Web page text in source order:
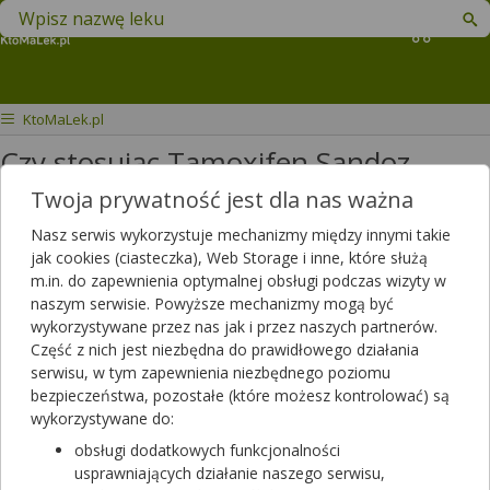
Koszyk
Znajdź lek w swojej okolicy
KtoMaLek.pl
Czy stosując Tamoxifen Sandoz
mogę pić olej z czarnuszki?
Czy podczas terapii TAMOXIFENEM
Sandoz 20mg można pić olej z
czarnuszki
Dotyczy ulotkiTamoxifen Sandoz
Dotyczy:Mężczyzna, 64 lata
Twoja prywatność jest dla nas ważna
Nasz serwis wykorzystuje mechanizmy między innymi takie
jak cookies (ciasteczka), Web Storage i inne, które służą
m.in. do zapewnienia optymalnej obsługi podczas wizyty w
naszym serwisie. Powyższe mechanizmy mogą być
wykorzystywane przez nas jak i przez naszych partnerów.
Część z nich jest niezbędna do prawidłowego działania
serwisu, w tym zapewnienia niezbędnego poziomu
bezpieczeństwa, pozostałe (które możesz kontrolować) są
wykorzystywane do:
obsługi dodatkowych funkcjonalności
usprawniających działanie naszego serwisu,